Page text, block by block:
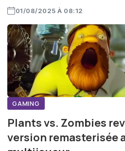
01/08/2025 À 08:12
GAMING
Plants vs. Zombies
version remasterisée